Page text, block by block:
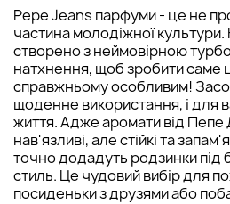
Pepe Jeans парфуми - це не
частина молодіжної
створено з неймовірною
натхнення, щоб зробити саме
справжньому особливим!
щоденне використання, і для
життя. Адже аромати від
нав'язливі, але стійкі та
точно додадуть родзинки під
стиль. Це чудовий вибір для
посиденьки з друзями або